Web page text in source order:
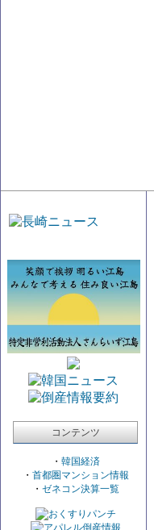
コンテンツ
・ 韓国経済
・ 首都圏マンション情報
・ ゼネコン決算一覧